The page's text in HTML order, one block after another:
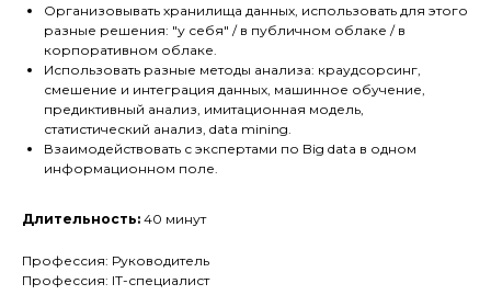
Организовывать хранилища данных, использовать для этого
разные решения: "у себя" / в публичном облаке / в
корпоративном облаке.
Использовать разные методы анализа: краудсорсинг,
смешение и интеграция данных, машинное обучение,
предиктивный анализ, имитационная модель,
статистический анализ, data mining.
Взаимодействовать с экспертами по Big data в одном
информационном поле.
Длительность: 40 минут
Профессия: Руководитель
Профессия: IT-специалист